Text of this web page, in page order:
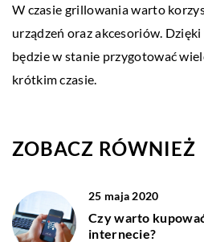
W czasie grillowania warto
urządzeń oraz akcesoriów.
będzie w stanie przygotować
krótkim czasie.
ZOBACZ RÓWNIEŻ
25 maja 2020
Czy warto
internecie?